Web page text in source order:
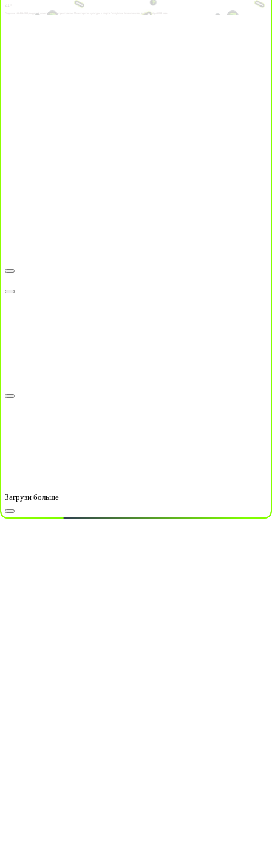
21+
Лицензии №24514359, выданной комитетом индустрии туризма Министерства культуры и спорта Республики Казахстан срок до 27 сентября 2034 года.
Загрузи больше